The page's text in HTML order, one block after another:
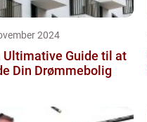
2024
Ultimative Guide til at
Din Drømmebolig